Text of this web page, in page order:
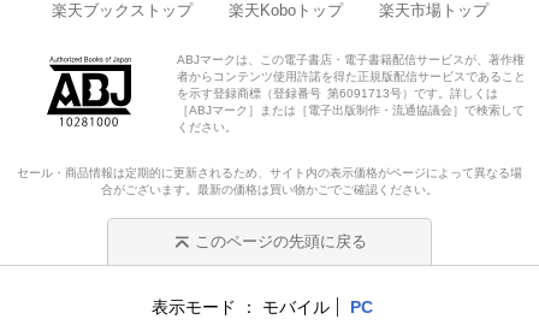
楽天ブックストップ 楽天Koboトップ 楽天市場トップ
ABJマークは、この電子書店・電子書籍配信サービスが、著作権
者からコンテンツ使用許諾を得た正規版配信サービスであること
を示す登録商標（登録番号 第6091713号）です。詳しくは
［ABJマーク］または［電子出版制作・流通協議会］で検索して
ください。
セール・商品情報は定期的に更新されるため、サイト内の表示価格がページによって異なる場
合がございます。最新の価格は買い物かごでご確認ください。
このページの先頭に戻る
表示モード モバイル PC